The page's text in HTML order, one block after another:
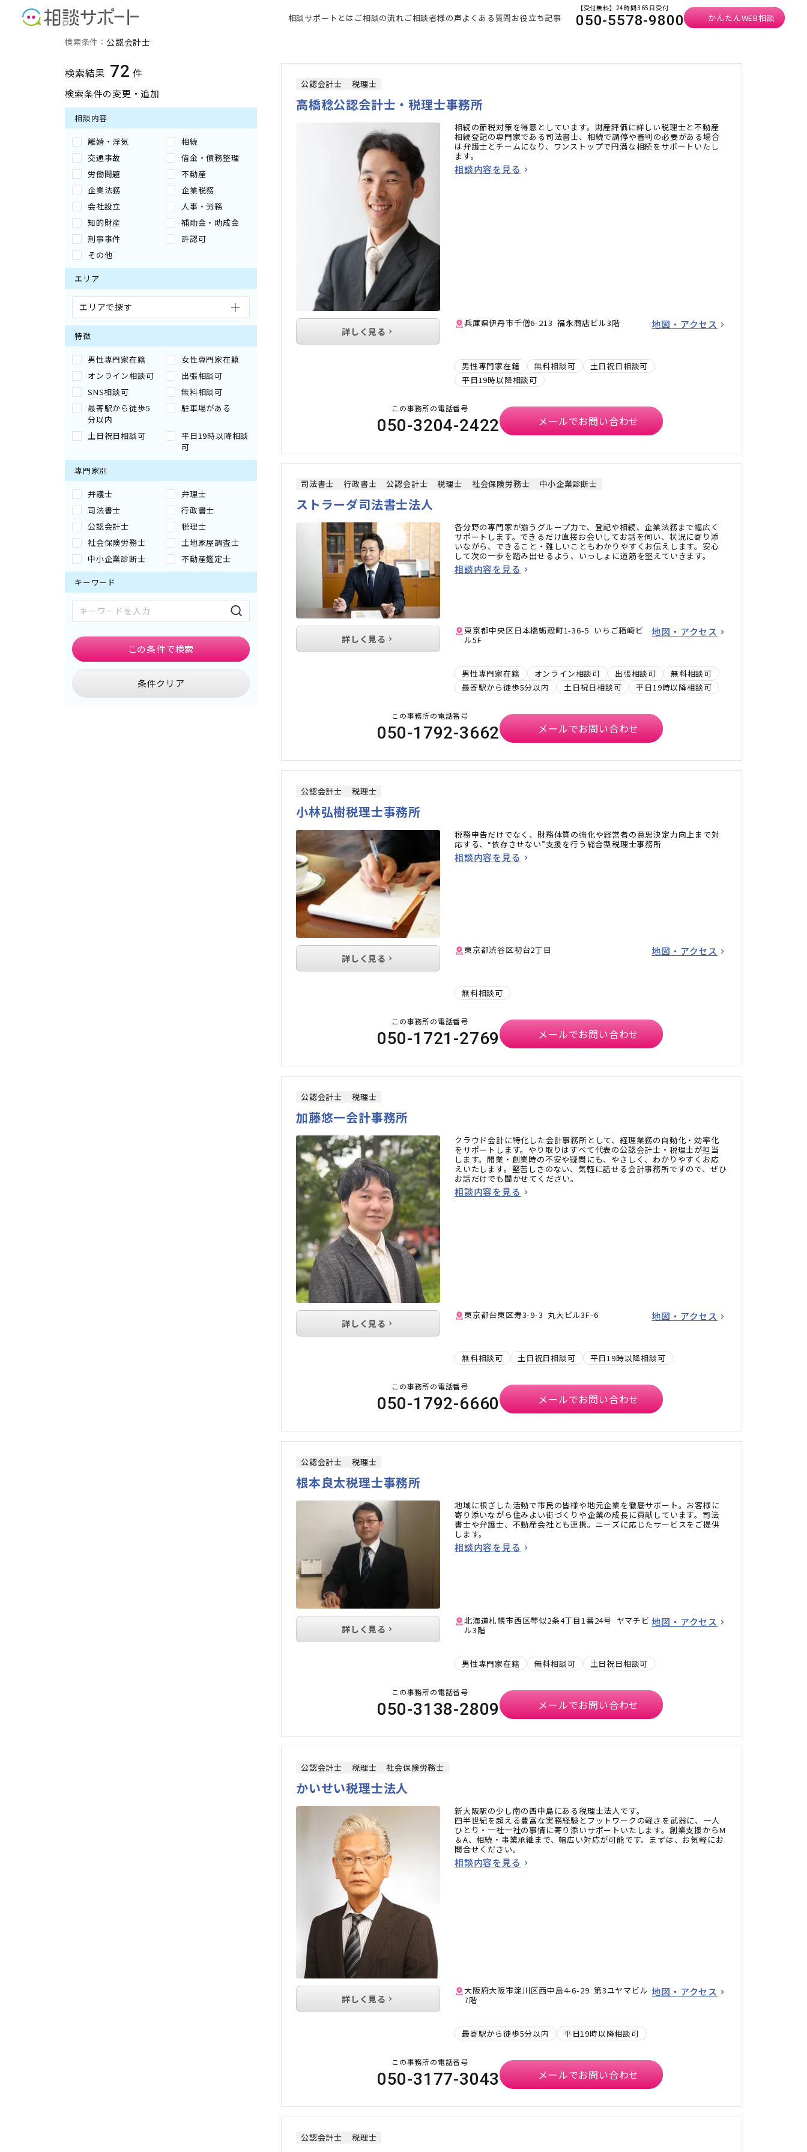
相談サポートとは ご相談の流れご相談者様の声よくある質問お役立ち記事
【受付無料】24時間365日受付
050-5578-9800 かんたんWEB相談
公認会計士の検索結果
検索条件： 公認会計士
検索結果 72 件
検索条件の変更・追加
相談内容
離婚・浮気
相続
交通事故
借金・債務整理
労働問題
不動産
企業法務
企業税務
会社設立
人事・労務
知的財産
補助金・助成金
刑事事件
許認可
その他
エリア
エリアで探す
特徴
男性専門家在籍
女性専門家在籍
オンライン相談可
出張相談可
SNS相談可
無料相談可
最寄駅から徒歩5
分以内
駐車場がある
土日祝日相談可
平日19時以降相談
可
専門家別
弁護士
弁理士
司法書士
行政書士
公認会計士
税理士
社会保険労務士
土地家屋調査士
中小企業診断士
不動産鑑定士
キーワード
条件クリア
この条件で検索
公認会計士 税理士
高橋稔公認会計士・税理士事務所
相続の節税対策を得意としています。財産評価に詳しい税理士と不動産
相続登記の専門家である司法書士、相続で調停や審判の必要がある場合
は弁護士とチームになり、ワンストップで円満な相続をサポートいたし
ます。
相談内容を見る
兵庫県伊丹市千僧6-213 福永商店ビル3階 地図・アクセス
男性専門家在籍 無料相談可
土日祝日相談可
平日19時以降相談可
詳しく見る
この事務所の電話番号
050-3204-2422 メールでお問い合わせ
司法書士 行政書士 公認会計士 税理士 社会保険労務士 中小企業診断士
ストラーダ司法書士法人
各分野の専門家が揃うグループ力で、登記や相続、企業法務まで幅広く
サポートします。できるだけ直接お会いしてお話を伺い、状況に寄り添
いながら、できること・難しいこともわかりやすくお伝えします。安心
して次の一歩を踏み出せるよう、いっしょに道筋を整えていきます。
相談内容を見る
東京都中央区日本橋蛎殻町1-36-5 いちご箱崎ビ
ル5F
地図・アクセス
男性専門家在籍 オンライン相談可 出張相談可
無料相談可
最寄駅から徒歩5分以内
土日祝日相談可 平日19時以降相談可
詳しく見る
この事務所の電話番号
050-1792-3662 メールでお問い合わせ
公認会計士 税理士
小林弘樹税理士事務所
税務申告だけでなく、財務体質の強化や経営者の意思決定力向上まで対
応する、“依存させない”支援を行う総合型税理士事務所
相談内容を見る
東京都渋谷区初台2丁目 地図・アクセス
無料相談可
詳しく見る
この事務所の電話番号
050-1721-2769 メールでお問い合わせ
公認会計士 税理士
加藤悠一会計事務所
クラウド会計に特化した会計事務所として、経理業務の自動化・効率化
をサポートします。やり取りはすべて代表の公認会計士・税理士が担当
します。開業・創業時の不安や疑問にも、やさしく、わかりやすくお応
えいたします。堅苦しさのない、気軽に話せる会計事務所ですので、ぜひ
お話だけでも聞かせてください。
相談内容を見る
東京都台東区寿3-9-3 丸大ビル3F-6 地図・アクセス
無料相談可 土日祝日相談可 平日19時以降相談可
詳しく見る
この事務所の電話番号
050-1792-6660 メールでお問い合わせ
公認会計士 税理士
根本良太税理士事務所
地域に根ざした活動で市民の皆様や地元企業を徹底サポート。お客様に
寄り添いながら住みよい街づくりや企業の成長に貢献しています。司法
書士や弁護士、不動産会社とも連携。ニーズに応じたサービスをご提供
します。
相談内容を見る
北海道札幌市西区琴似2条4丁目1番24号 ヤマチビ
ル3階
地図・アクセス
男性専門家在籍 無料相談可 土日祝日相談可
詳しく見る
この事務所の電話番号
050-3138-2809 メールでお問い合わせ
公認会計士 税理士 社会保険労務士
かいせい税理士法人
新大阪駅の少し南の西中島にある税理士法人です。
四半世紀を超える豊富な実務経験とフットワークの軽さを武器に、一人
ひとり・一社一社の事情に寄り添いサポートいたします。創業支援からM
＆A、相続・事業承継まで、幅広い対応が可能です。まずは、お気軽にお
問合せください。
相談内容を見る
大阪府大阪市淀川区西中島4-6-29 第3ユヤマビル
7階
地図・アクセス
最寄駅から徒歩5分以内 平日19時以降相談可
詳しく見る
この事務所の電話番号
050-3177-3043 メールでお問い合わせ
公認会計士 税理士